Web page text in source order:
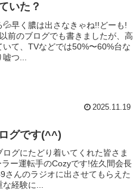
いた？
早く膿は出さなきゃね!!どーも!
前のブログでも書きましたが、高
て、TVなどでは50%〜60%台な
つ...
2025.11.19
グです(^^)
グにたどり着いてくれた皆さま
ー運転手のCozyです!佐久間会長
さんのラジオに出させてもらえた
経験に...